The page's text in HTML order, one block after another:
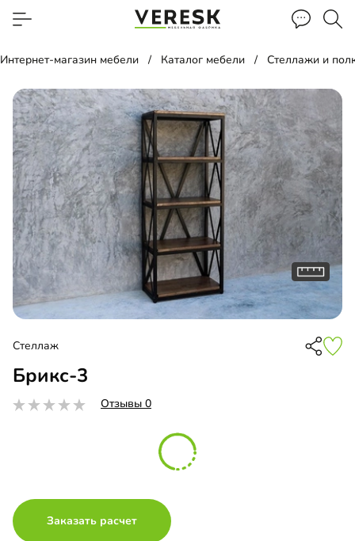
Интернет-магазин мебели Каталог мебели Стеллажи и
Стеллаж
Брикс-3
Отзывы 0
Заказать расчет